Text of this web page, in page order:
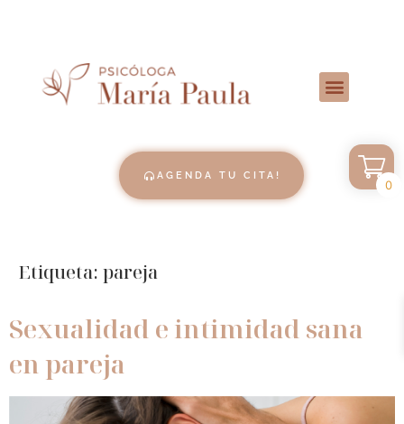
AGENDA TU CITA!
Etiqueta: pareja
Sexualidad e intimidad sana
en pareja
0